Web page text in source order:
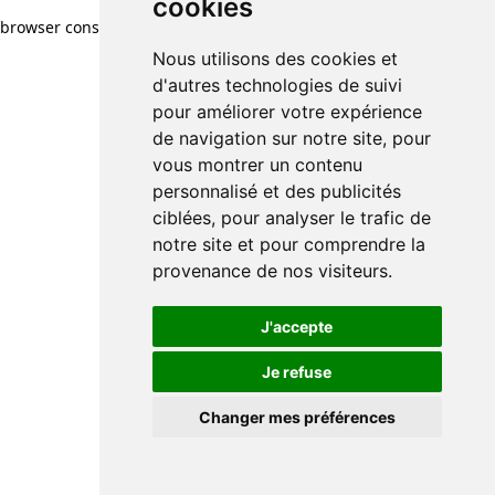
cookies
Nous utilisons des cookies et
d'autres technologies de suivi
pour améliorer votre expérience
de navigation sur notre site, pour
vous montrer un contenu
personnalisé et des publicités
ciblées, pour analyser le trafic de
notre site et pour comprendre la
provenance de nos visiteurs.
J'accepte
Je refuse
Changer mes préférences
browser console for more information)